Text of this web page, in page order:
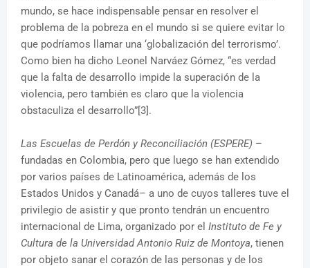
mundo, se hace indispensable pensar en resolver el
problema de la pobreza en el mundo si se quiere evitar lo
que podríamos llamar una ‘globalización del terrorismo’.
Como bien ha dicho Leonel Narváez Gómez, “es verdad
que la falta de desarrollo impide la superación de la
violencia, pero también es claro que la violencia
obstaculiza el desarrollo”[3].
Las Escuelas de Perdón y Reconciliación (ESPERE) –
fundadas en Colombia, pero que luego se han extendido
por varios países de Latinoamérica, además de los
Estados Unidos y Canadá– a uno de cuyos talleres tuve el
privilegio de asistir y que pronto tendrán un encuentro
internacional de Lima, organizado por el Instituto de Fe y
Cultura de la Universidad Antonio Ruiz de Montoya, tienen
por objeto sanar el corazón de las personas y de los